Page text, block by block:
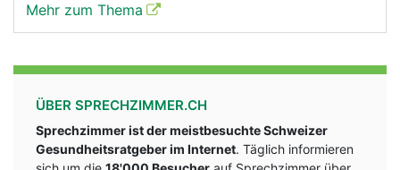
Mehr zum Thema
ÜBER SPRECHZIMMER.CH
Sprechzimmer ist der meistbesuchte Schweizer
Gesundheitsratgeber im Internet. Täglich informieren